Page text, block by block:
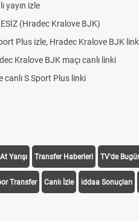
yayın izle
(Hradec Kralove BJK)
Plus izle, Hradec Kralove BJK link
Kralove BJK maçı canlı linki
canlı S Sport Plus linki
At Yarışı Transfer Haberleri TV'de
Transfer Canlı İzle iddaa Sonuçları